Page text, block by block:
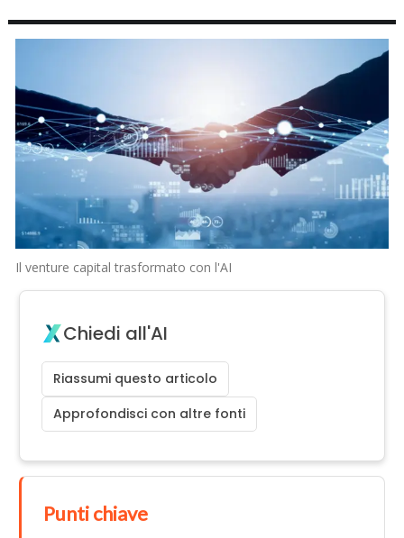
Il venture capital trasformato con l'AI
Chiedi all'AI
Riassumi questo articolo
Approfondisci con altre fonti
Punti chiave